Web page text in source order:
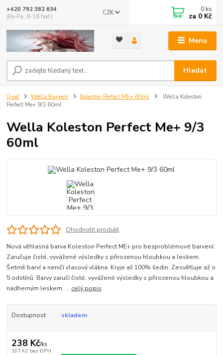
Menu
CZK
Hledat
+420 792 382 634
(Po-Pá, 8-16 hod.)
0 ks
za 0 Kč
Úvod Wella Barvení Koleston Perfect ME+ 60ml
Wella Koleston
Perfect Me+ 9/3 60ml
Wella Koleston Perfect Me+ 9/3
60ml
Ohodnotit produkt
Nová věhlasná barva Koleston Perfect ME+ pro bezproblémové barvení.
Zaručuje čisté, vyvážené výsledky s přirozenou hloubkou a leskem.
Šetrně barví a neničí vlasový vlákna. Kryje až 100% šedin. Zesvětluje až o
5 odstínů. Barvy zaručí čisté, vyvážené výsledky s přirozenou hloubkou a
nádherným leskem. ... celý popis
Dostupnost skladem
238 Kč/ks
197 Kč bez DPH